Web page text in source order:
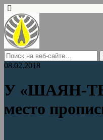
08.02.2018
У «ШАЯН-
место